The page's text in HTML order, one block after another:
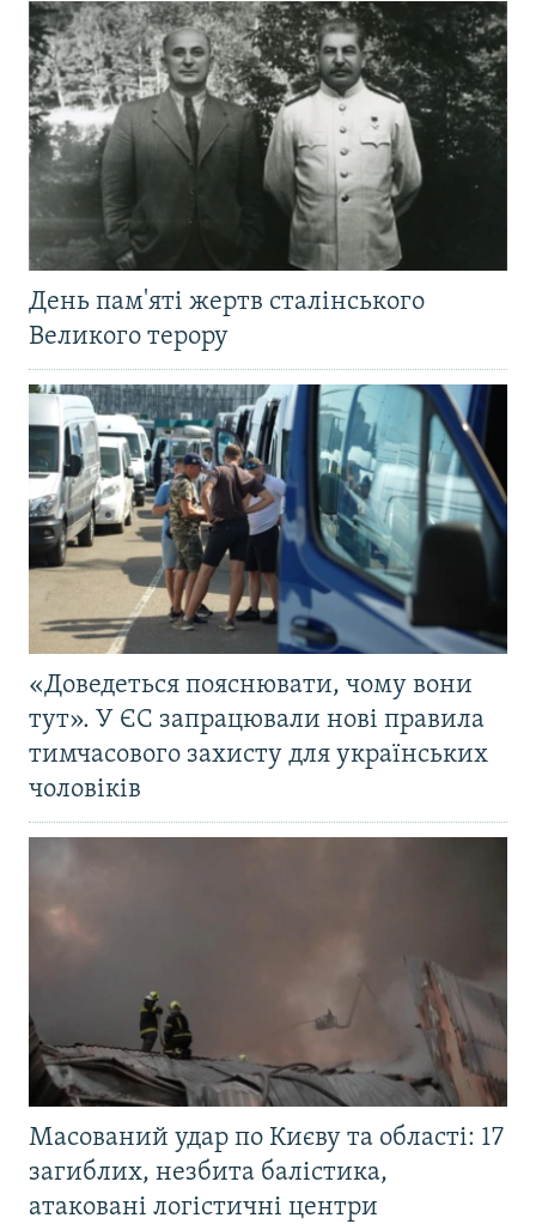
День пам'яті жертв сталінського
Великого терору
«Доведеться пояснювати, чому вони
тут». У ЄС запрацювали нові правила
тимчасового захисту для українських
чоловіків
Масований удар по Києву та області: 17
загиблих, незбита балістика,
атаковані логістичні центри